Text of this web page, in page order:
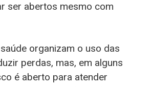
ser abertos mesmo com
organizam o uso das
perdas, mas, em alguns
é aberto para atender